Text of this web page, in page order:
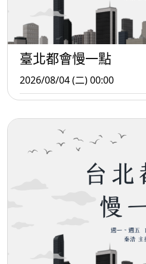
臺北都會慢一點
2026/08/04 (二) 00:00